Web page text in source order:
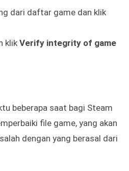
dari daftar game dan klik
klik Verify integrity of game
beberapa saat bagi Steam
file game, yang akan
dengan yang berasal dari